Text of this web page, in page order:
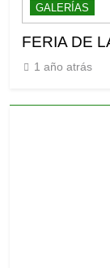
GALERÍAS
FERIA DE
1 año atrás